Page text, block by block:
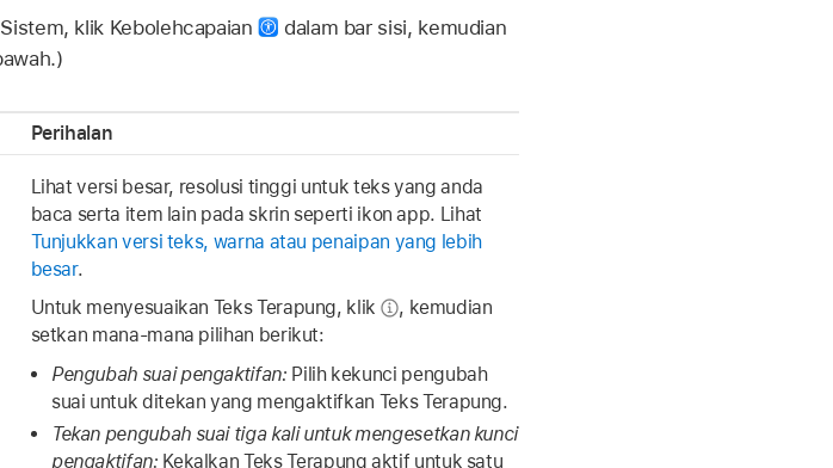
klik Kebolehcapaian
dalam bar sisi, kemudian
Perihalan
Lihat versi besar, resolusi tinggi untuk teks yang anda
baca serta item lain pada skrin seperti ikon app. Lihat
Tunjukkan versi teks, warna atau penaipan yang lebih
besar.
Untuk menyesuaikan Teks Terapung, klik
, kemudian
setkan mana-mana pilihan berikut:
Pengubah suai pengaktifan: Pilih kekunci pengubah
suai untuk ditekan yang mengaktifkan Teks Terapung.
Tekan pengubah suai tiga kali untuk mengesetkan kunci
pengaktifan: Kekalkan Teks Terapung aktif untuk satu